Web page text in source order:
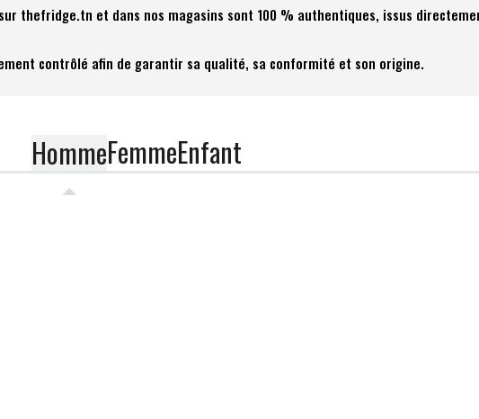
thefridge.tn et dans nos magasins sont 100 % authentiques, issus
contrôlé afin de garantir sa qualité, sa conformité et son origine.
HommeFemmeEnfant